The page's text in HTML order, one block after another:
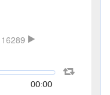
16289
00:00